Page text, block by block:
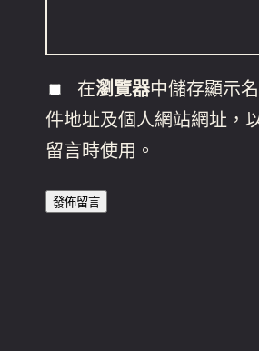
在瀏覽器中儲存顯示
件地址及個人網站網址，
留言時使用。